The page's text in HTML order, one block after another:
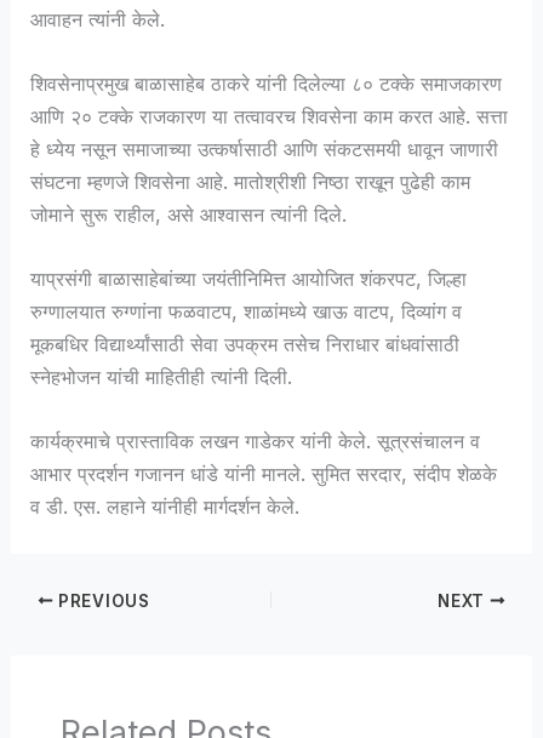
आवाहन त्यांनी केले.
शिवसेनाप्रमुख बाळासाहेब ठाकरे यांनी दिलेल्या ८० टक्के समाजकारण
आणि २० टक्के राजकारण या तत्वावरच शिवसेना काम करत आहे. सत्ता
हे ध्येय नसून समाजाच्या उत्कर्षासाठी आणि संकटसमयी धावून जाणारी
संघटना म्हणजे शिवसेना आहे. मातोश्रीशी निष्ठा राखून पुढेही काम
जोमाने सुरू राहील, असे आश्वासन त्यांनी दिले.
याप्रसंगी बाळासाहेबांच्या जयंतीनिमित्त आयोजित शंकरपट, जिल्हा
रुग्णालयात रुग्णांना फळवाटप, शाळांमध्ये खाऊ वाटप, दिव्यांग व
मूकबधिर विद्यार्थ्यांसाठी सेवा उपक्रम तसेच निराधार बांधवांसाठी
स्नेहभोजन यांची माहितीही त्यांनी दिली.
कार्यक्रमाचे प्रास्ताविक लखन गाडेकर यांनी केले. सूत्रसंचालन व
आभार प्रदर्शन गजानन धांडे यांनी मानले. सुमित सरदार, संदीप शेळके
व डी. एस. लहाने यांनीही मार्गदर्शन केले.
PREVIOUS NEXT